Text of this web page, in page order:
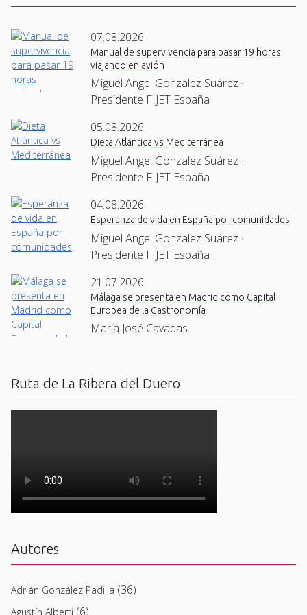
07.08.2026
Manual de supervivencia para pasar 19 horas
viajando en avión
Miguel Angel Gonzalez Suárez ·
Presidente FIJET España
05.08.2026
Dieta Atlántica vs Mediterránea
Miguel Angel Gonzalez Suárez ·
Presidente FIJET España
04.08.2026
Esperanza de vida en España por comunidades
Miguel Angel Gonzalez Suárez ·
Presidente FIJET España
21.07.2026
Málaga se presenta en Madrid como Capital
Europea de la Gastronomía
Maria José Cavadas
Ruta de La Ribera del Duero
Autores
Adrián González Padilla (36)
Agustín Alberti (6)